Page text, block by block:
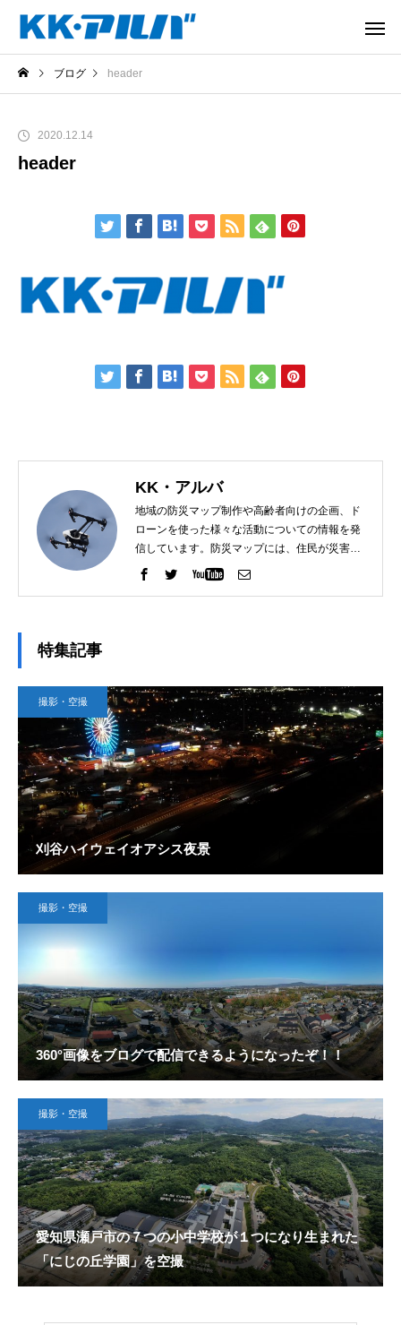
ブログ header
2020.12.14
header
KK・アルバ
地域の防災マップ制作や高齢者向けの企画、ド
ローンを使った様々な活動についての情報を発
信しています。防災マップには、住民が災害時
に迅速に避難できるよう、浸水想定区域や避難
特集記事
撮影・空撮
刈谷ハイウェイオアシス夜景
撮影・空撮
360°画像をブログで配信できるようになったぞ！！
撮影・空撮
愛知県瀬戸市の７つの小中学校が１つになり生まれた
「にじの丘学園」を空撮